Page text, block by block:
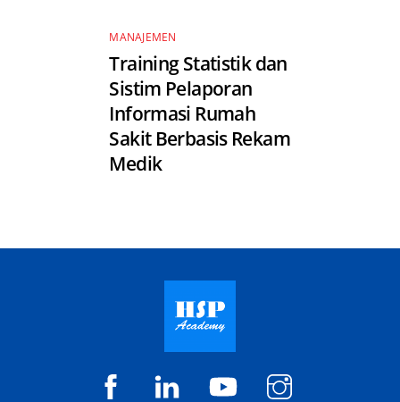
MANAJEMEN
Training Statistik dan
Sistim Pelaporan
Informasi Rumah
Sakit Berbasis Rekam
Medik
HSP
Academy
HSP
Academy
HSP
Academy